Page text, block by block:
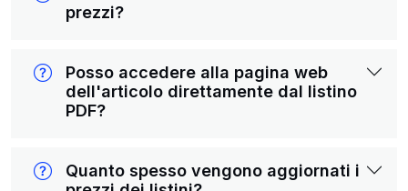
prezzi?
Posso accedere alla pagina web
dell'articolo direttamente dal listino
PDF?
Quanto spesso vengono aggiornati i